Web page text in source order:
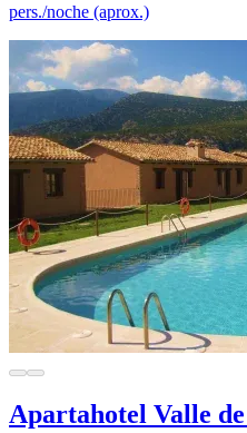
pers./noche (aprox.)
Apartahotel Valle